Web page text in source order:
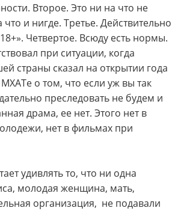
Второе. Это ни на что не
что и нигде. Третье. Действительно
Четвертое. Всюду есть нормы.
при ситуации, когда
страны сказал на открытии года
о том, что если уж вы так
преследовать не будем и
драма, ее нет. Этого нет в
нет в фильмах при
удивлять то, что ни одна
молодая женщина, мать,
организация, не подавали